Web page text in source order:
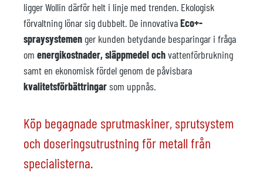
ligger Wollin därför helt i linje med trenden. Ekologisk
förvaltning lönar sig dubbelt. De innovativaEco+-
spraysystemen ger kunden betydande besparingar i fråga
om energikostnader, släppmedelochvattenförbrukning
samt en ekonomisk fördel genom de påvisbara
kvalitetsförbättringarsom uppnås.
Köp begagnade sprutmaskiner, sprutsystem
och doseringsutrustning för metall från
specialisterna.